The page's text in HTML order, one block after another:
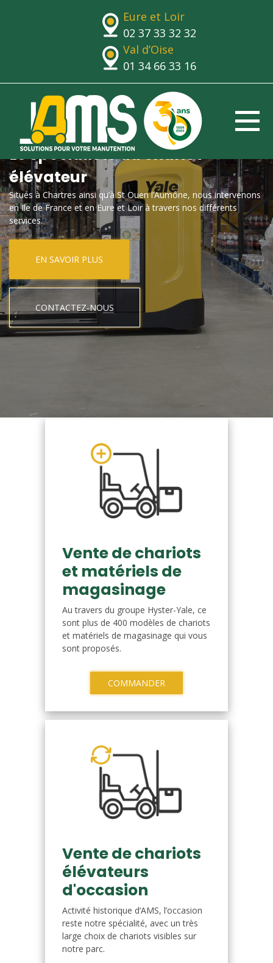
Eure et Loir
02 37 33 32 32
Val d’Oise
01 34 66 33 16
Le spécialiste du chariot
élévateur
Situés à Chartres ainsi qu’à St Ouen l’Aumône, nous intervenons
en Ile de France et en Eure et Loir à travers nos différents
services.
EN SAVOIR PLUS
CONTACTEZ-NOUS
Vente de chariots
et matériels de
magasinage
Au travers du groupe Hyster-Yale, ce
sont plus de 400 modèles de chariots
et matériels de magasinage qui vous
sont proposés.
COMMANDER
Vente de chariots
élévateurs
d'occasion
Activité historique d’AMS, l’occasion
reste notre spécialité, avec un très
large choix de chariots visibles sur
notre parc.